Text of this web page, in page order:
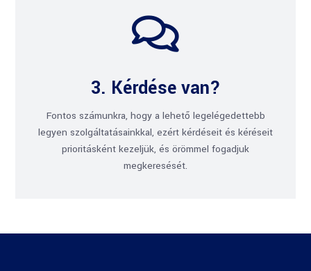

3. Kérdése van?
Fontos számunkra, hogy a lehető legelégedettebb
legyen szolgáltatásainkkal, ezért kérdéseit és kéréseit
prioritásként kezeljük, és örömmel fogadjuk
megkeresését.